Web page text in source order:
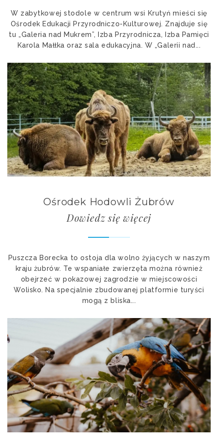
W zabytkowej stodole w centrum wsi Krutyń mieści się
Ośrodek Edukacji Przyrodniczo-Kulturowej. Znajduje się
tu „Galeria nad Mukrem”, Izba Przyrodnicza, Izba Pamięci
Karola Małłka oraz sala edukacyjna. W „Galerii nad...
Ośrodek Hodowli Żubrów
Dowiedz się więcej
Puszcza Borecka to ostoja dla wolno żyjących w naszym
kraju żubrów. Te wspaniałe zwierzęta można również
obejrzeć w pokazowej zagrodzie w miejscowości
Wolisko. Na specjalnie zbudowanej platformie turyści
mogą z bliska...